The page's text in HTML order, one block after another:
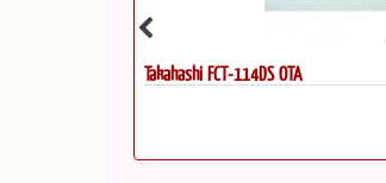
Okular TeleVue Nagler VII 9mm